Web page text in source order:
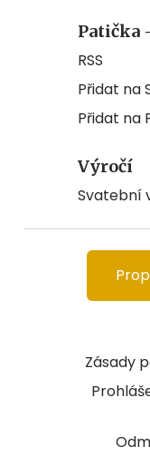
Patička
RSS
Přidat na
Přidat na
Výročí
Svatební
Zásady